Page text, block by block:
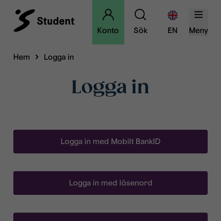
Konto Sök EN Meny
Hem Logga in
Logga in
Logga in med Mobilt BankID
Logga in med lösenord